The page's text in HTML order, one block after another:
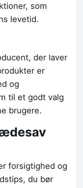
som
levetid.
der laver
er
og
til et godt valg
brugere.
forsigtighed og
du bør